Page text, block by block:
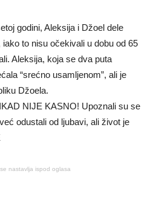
godini, Aleksija i Džoel dele
to nisu očekivali u dobu od 65
Aleksija, koja se dva puta
“srećno usamljenom”, ali je
Džoela.
nastavlja ispod oglasa